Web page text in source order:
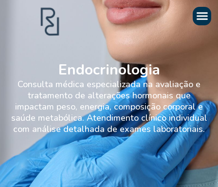
Endocrinologia
Consulta médica especializada na avaliação e
tratamento de alterações hormonais que
impactam peso, energia, composição corporal e
saúde metabólica. Atendimento clínico individual
com análise detalhada de exames laboratoriais.